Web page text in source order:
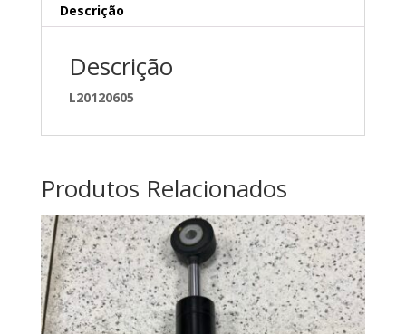
Descrição
Descrição
L20120605
Produtos Relacionados